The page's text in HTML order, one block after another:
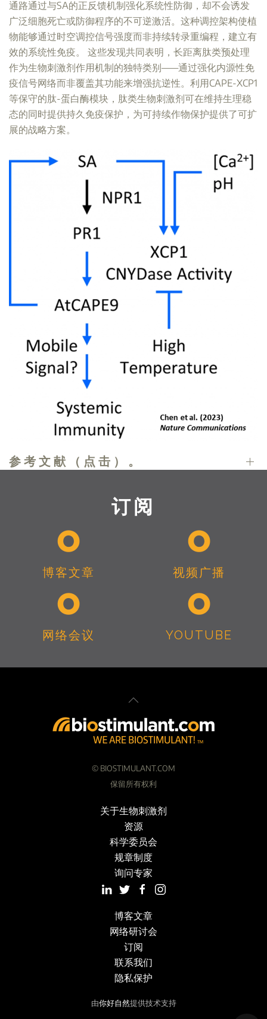
通路通过与SA的正反馈机制强化系统性防御，却不会诱发
广泛细胞死亡或防御程序的不可逆激活。这种调控架构使植
物能够通过时空调控信号强度而非持续转录重编程，建立有
效的系统性免疫。 这些发现共同表明，长距离肽类预处理
作为生物刺激剂作用机制的独特类别——通过强化内源性免
疫信号网络而非覆盖其功能来增强抗逆性。利用CAPE-XCP1
等保守的肽-蛋白酶模块，肽类生物刺激剂可在维持生理稳
态的同时提供持久免疫保护，为可持续作物保护提供了可扩
展的战略方案。
参考文献（点击）。
订阅
博客文章 视频广播
网络会议 YOUTUBE
© BIOSTIMULANT.COM
保留所有权利
关于生物刺激剂
资源
科学委员会
规章制度
询问专家
博客文章
网络研讨会
订阅
联系我们
隐私保护
由你好自然提供技术支持